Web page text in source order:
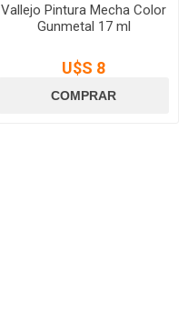
Vallejo Pintura Mecha Color
Gunmetal 17 ml
U$S 8